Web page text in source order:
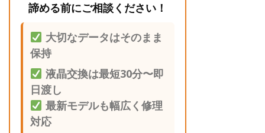
諦める前にご相談ください！
大切なデータはそのまま
保持
液晶交換は最短30分〜即
日渡し
最新モデルも幅広く修理
対応